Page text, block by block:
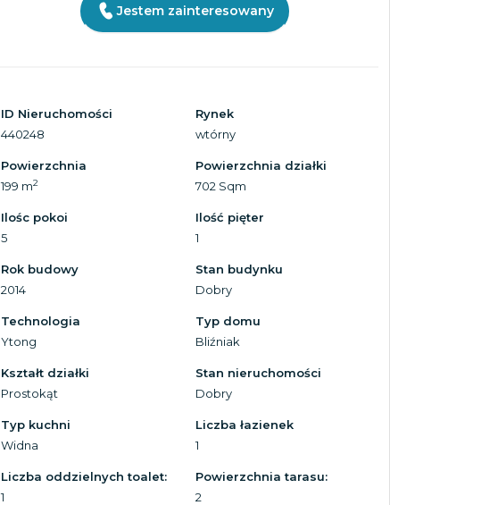
Jestem zainteresowany
ID Nieruchomości
440248
Rynek
wtórny
Powierzchnia
199 m2
Powierzchnia działki
702 Sqm
Ilośc pokoi
5
Ilość pięter
1
Rok budowy
2014
Stan budynku
Dobry
Technologia
Ytong
Typ domu
Bliźniak
Kształt działki
Prostokąt
Stan nieruchomości
Dobry
Typ kuchni
Widna
Liczba łazienek
1
Liczba oddzielnych toalet:
1
Powierzchnia tarasu:
2